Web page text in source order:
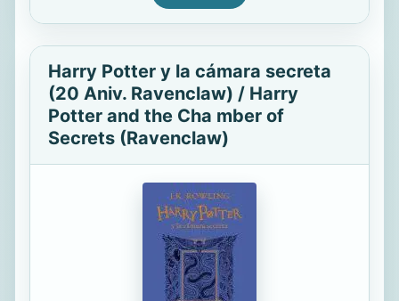
Harry Potter y la cámara secreta
(20 Aniv. Ravenclaw) / Harry
Potter and the Cha mber of
Secrets (Ravenclaw)